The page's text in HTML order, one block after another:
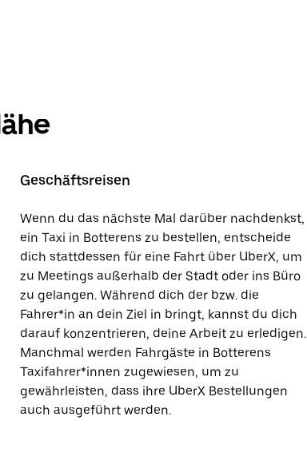
Geschäftsreisen
Wenn du das nächste Mal darüber nachdenkst,
ein Taxi in Botterens zu bestellen, entscheide
dich stattdessen für eine Fahrt über UberX, um
zu Meetings außerhalb der Stadt oder ins Büro
zu gelangen. Während dich der bzw. die
Fahrer*in an dein Ziel in bringt, kannst du dich
darauf konzentrieren, deine Arbeit zu erledigen.
Manchmal werden Fahrgäste in Botterens
Taxifahrer*innen zugewiesen, um zu
gewährleisten, dass ihre UberX Bestellungen
auch ausgeführt werden.